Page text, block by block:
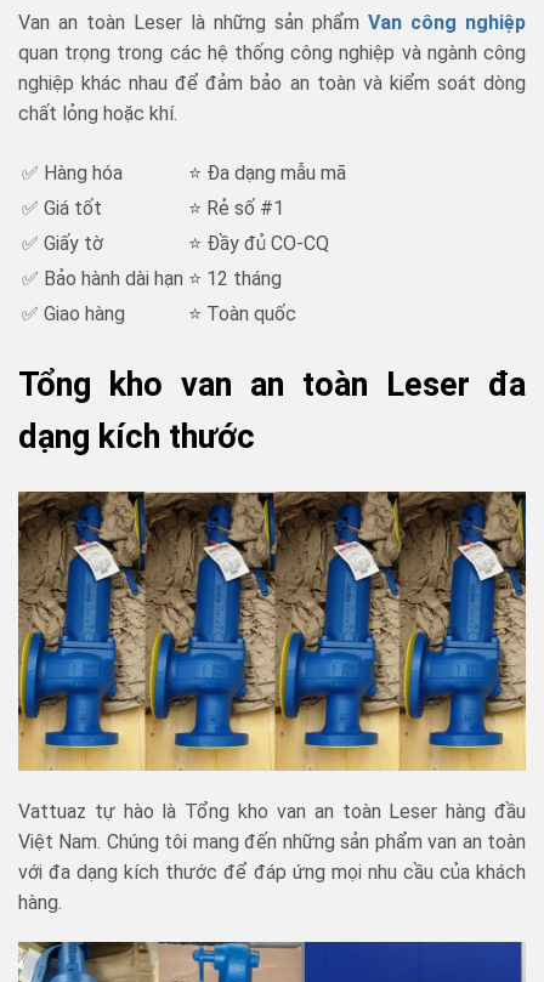
Van an toàn Leser là những sản phẩm Van công nghiệp
quan trọng trong các hệ thống công nghiệp và ngành công
nghiệp khác nhau để đảm bảo an toàn và kiểm soát dòng
chất lỏng hoặc khí.
✅ Hàng hóa
⭐ Đa dạng mẫu mã
✅ Giá tốt
⭐ Rẻ số #1
✅ Giấy tờ
⭐ Đầy đủ CO-CQ
✅ Bảo hành dài hạn ⭐ 12 tháng
✅ Giao hàng
⭐ Toàn quốc
Tổng kho van an toàn Leser đa
dạng kích thước
Vattuaz tự hào là Tổng kho van an toàn Leser hàng đầu
Việt Nam. Chúng tôi mang đến những sản phẩm van an toàn
với đa dạng kích thước để đáp ứng mọi nhu cầu của khách
hàng.